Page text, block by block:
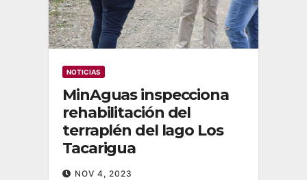
NOTICIAS
MinAguas inspecciona
rehabilitación del
terraplén del lago Los
Tacarigua
NOV 4, 2023